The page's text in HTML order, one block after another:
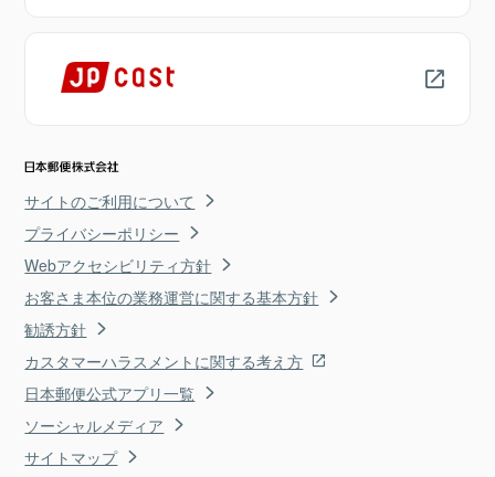
サイトのご利用について
プライバシーポリシー
Webアクセシビリティ方針
お客さま本位の業務運営に関する基本方針
勧誘方針
カスタマーハラスメントに関する考え方
日本郵便公式アプリ一覧
ソーシャルメディア
サイトマップ